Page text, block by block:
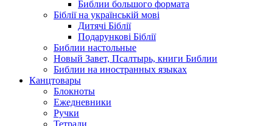
Библии большого формата
Біблії на українській мові
Дитячі Біблії
Подарункові Біблії
Библии настольные
Новый Завет, Псалтырь, книги Библии
Библии на иностранных языках
Канцтовары
Блокноты
Ежедневники
Ручки